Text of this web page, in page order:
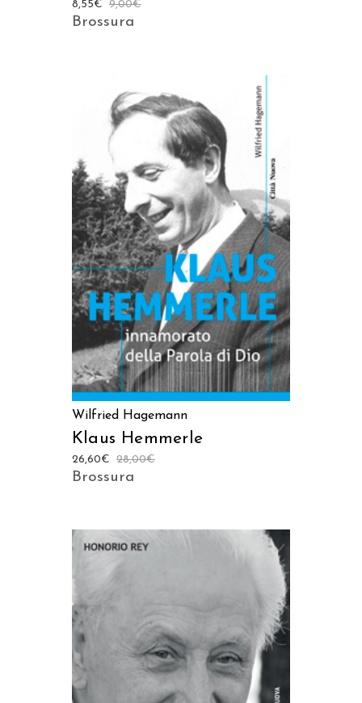
9,00€
8,55€
Brossura
AGGIUNGI AL CARRELLO
Wilfried Hagemann
Klaus Hemmerle
28,00€
26,60€
Brossura
AGGIUNGI AL CARRELLO